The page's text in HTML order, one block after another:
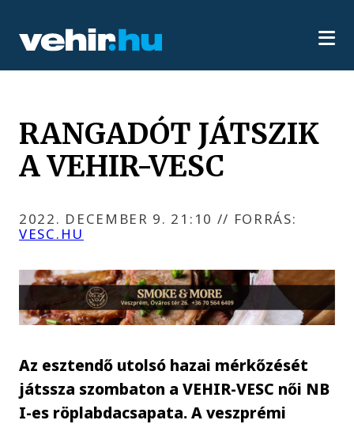
RANGADÓT JÁTSZIK
A VEHIR-VESC
2022. DECEMBER 9. 21:10 // FORRÁS:
VESC.HU
Az esztendő utolsó hazai mérkőzését
játssza szombaton a VEHIR-VESC női NB
I-es röplabdacsapata. A veszprémi